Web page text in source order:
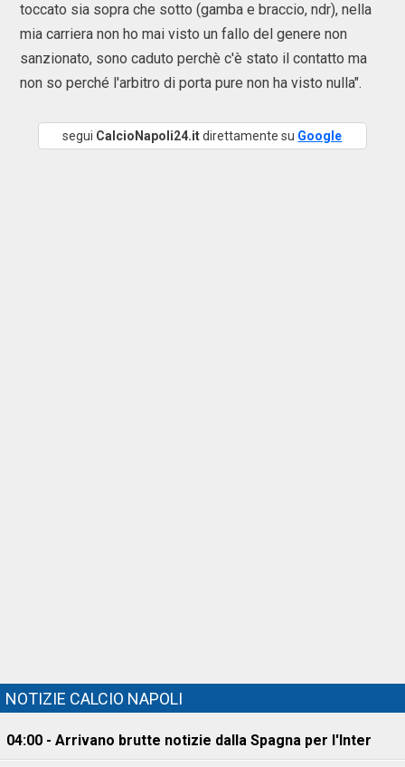
toccato sia sopra che sotto (gamba e braccio, ndr), nella
mia carriera non ho mai visto un fallo del genere non
sanzionato, sono caduto perchè c'è stato il contatto ma
non so perché l'arbitro di porta pure non ha visto nulla".
segui CalcioNapoli24.itdirettamente su Google
NOTIZIE CALCIO NAPOLI
04:00 - Arrivano brutte notizie dalla Spagna per l'Inter